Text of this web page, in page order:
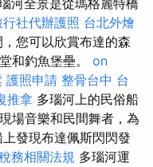
河全景是從瑪格麗特橋
行社代辦護照 台北外燴
您可以欣賞布達的森
和釣魚堡壘。 on
護照申請 整骨台中 台
推拿 多瑙河上的民俗船
場音樂和民間舞者，為
發現布達佩斯閃閃發
務相關法規 多瑙河運